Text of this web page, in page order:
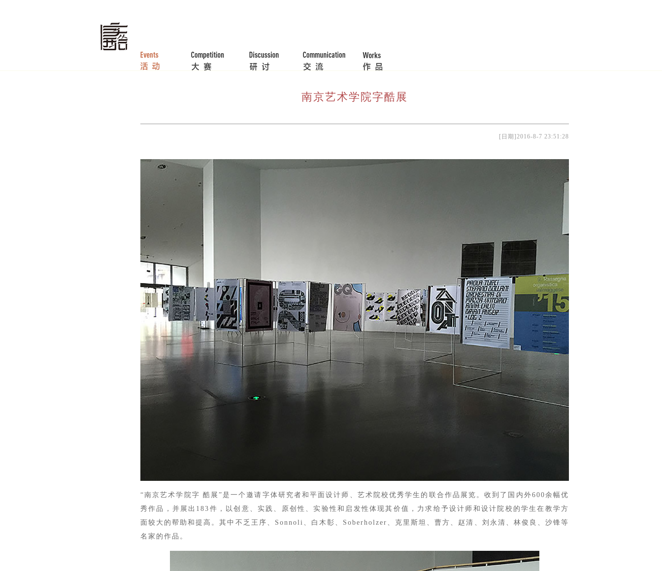
南京艺术学院字酷展
[日期]2016-8-7 23:51:28
“南京艺术学院字 酷展”是一个邀请字体研究者和平面设计师、艺术院校优秀学生的联合作品展览。收到了国内外600余幅优
秀作品，并展出183件，以创意、实践、原创性、实验性和启发性体现其价值，力求给予设计师和设计院校的学生在教学方
面较大的帮助和提高。其中不乏王序、Sonnoli、白木彰、Soberholzer、克里斯坦、曹方、赵清、刘永清、林俊良、沙锋等
名家的作品。